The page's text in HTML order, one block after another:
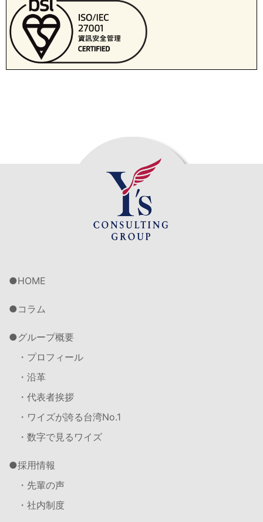
HOME
コラム
グループ概要
・プロフィール
・沿革
・代表者挨拶
・ワイズが誇る台湾No.1
・数字で見るワイズ
採用情報
・先輩の声
・社内制度